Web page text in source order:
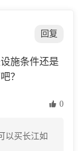
回复
施条件还是
？
 0
以买长江如